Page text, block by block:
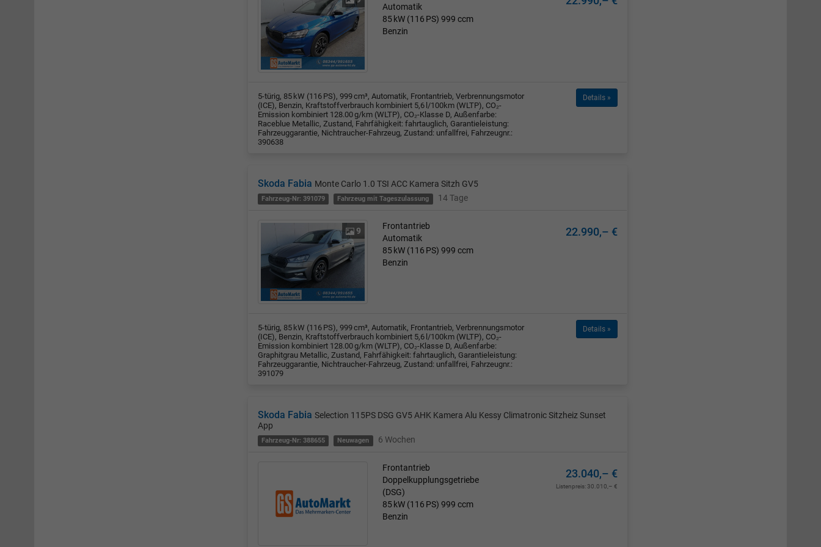
Automatik
85 kW (116 PS) 999 ccm
Benzin
5-türig, 85 kW (116 PS), 999 cm³, Automatik, Frontantrieb, Verbrennungsmotor
(ICE), Benzin, Kraftstoffverbrauch kombiniert 5,6 l/100km (WLTP), CO₂-
Emission kombiniert 128.00 g/km (WLTP), CO₂-Klasse D, Außenfarbe:
Raceblue Metallic, Zustand, Fahrfähigkeit: fahrtauglich, Garantieleistung:
Fahrzeuggarantie, Nichtraucher-Fahrzeug, Zustand: unfallfrei, Fahrzeugnr.:
390638
Details »
Skoda Fabia Monte Carlo 1.0 TSI ACC Kamera Sitzh GV5
Fahrzeug-Nr: 391079 Fahrzeug mit Tageszulassung 14 Tage
9
Frontantrieb
Automatik
85 kW (116 PS) 999 ccm
Benzin
22.990,– €
5-türig, 85 kW (116 PS), 999 cm³, Automatik, Frontantrieb, Verbrennungsmotor
(ICE), Benzin, Kraftstoffverbrauch kombiniert 5,6 l/100km (WLTP), CO₂-
Emission kombiniert 128.00 g/km (WLTP), CO₂-Klasse D, Außenfarbe:
Graphitgrau Metallic, Zustand, Fahrfähigkeit: fahrtauglich, Garantieleistung:
Fahrzeuggarantie, Nichtraucher-Fahrzeug, Zustand: unfallfrei, Fahrzeugnr.:
391079
Details »
Skoda Fabia Selection 115PS DSG GV5 AHK Kamera Alu Kessy Climatronic Sitzheiz Sunset
App
Fahrzeug-Nr: 388655 Neuwagen 6 Wochen
Frontantrieb
Doppelkupplungsgetriebe
(DSG)
85 kW (116 PS) 999 ccm
Benzin
23.040,– €
Listenpreis:30.010,– €